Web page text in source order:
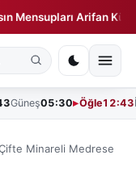
Arifan
Güneş05:30 Öğle12:43
Çifte Minareli Medrese